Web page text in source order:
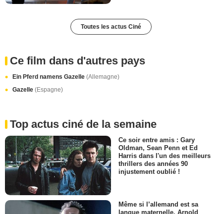
Toutes les actus Ciné
Ce film dans d'autres pays
Ein Pferd namens Gazelle (Allemagne)
Gazelle (Espagne)
Top actus ciné de la semaine
Ce soir entre amis : Gary
Oldman, Sean Penn et Ed
Harris dans l'un des meilleurs
thrillers des années 90
injustement oublié !
Même si l’allemand est sa
langue maternelle, Arnold